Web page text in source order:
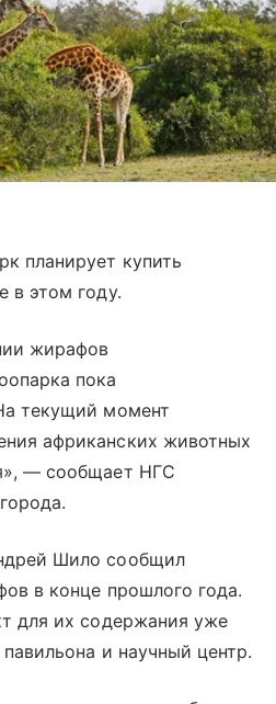
планирует купить
в этом году.
жирафов
пока
текущий момент
африканских животных
— сообщает НГС
Шило сообщил
в конце прошлого года.
для их содержания уже
и научный центр.